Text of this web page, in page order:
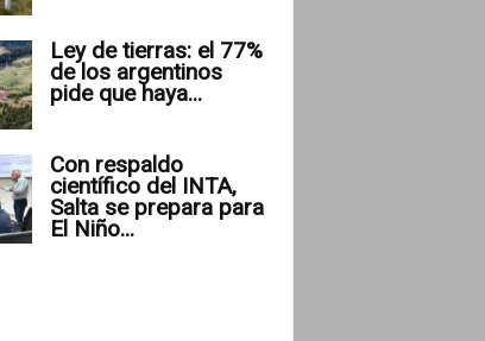
Ley de tierras: el 77%
de los argentinos
pide que haya...
Con respaldo
científico del INTA,
Salta se prepara para
El Niño...